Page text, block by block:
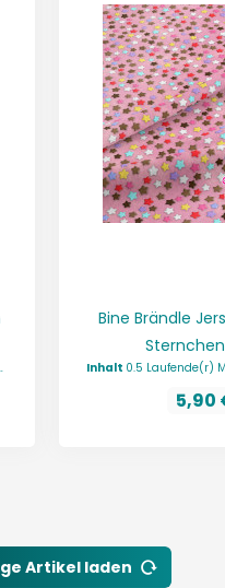
Bine Brändle
Sternchen
Inhalt 0.5 Laufende(r)
5,90
Artikel laden